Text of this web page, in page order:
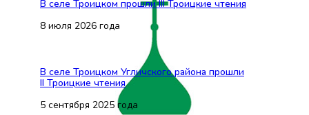
В селе Троицком прошли III Троицкие чтения
8 июля 2026 года
В селе Троицком Угличского района прошли
II Троицкие чтения
5 сентября 2025 года